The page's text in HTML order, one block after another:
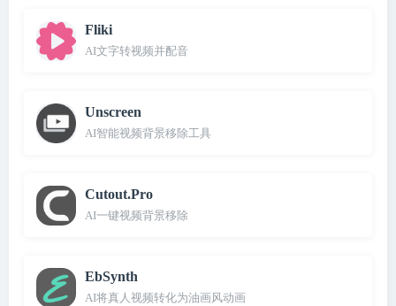
Fliki
AI文字转视频并配音
Unscreen
AI智能视频背景移除工具
Cutout.Pro
AI一键视频背景移除
EbSynth
AI将真人视频转化为油画风动画